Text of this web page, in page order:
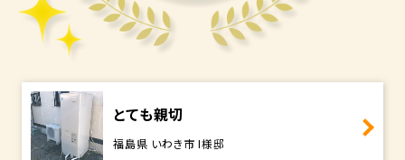
とても親切
福島県 いわき市 I様邸